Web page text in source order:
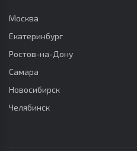
Москва
Екатеринбург
Ростов-на-Дону
Самара
Новосибирск
Челябинск